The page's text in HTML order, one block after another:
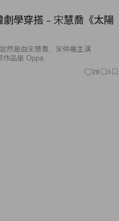
學穿搭﹣宋慧喬《太陽
然是由宋慧喬、宋仲基主演
作品是 Oppa
28 0